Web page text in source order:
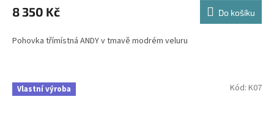
8 350 Kč Do košíku
Pohovka třímístná ANDY v tmavě modrém veluru
Vlastní výroba Kód: K07